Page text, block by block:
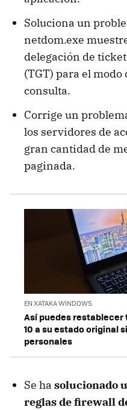
Soluciona un
netdom.exe
delegación de
(TGT) para el
consulta.
Corrige un
los servidores de
gran cantidad de
paginada.
EN XATAKA WINDOWS
Así puedes restablecer
10 a su estado original
personales
Se ha solucionado
reglas de firewall